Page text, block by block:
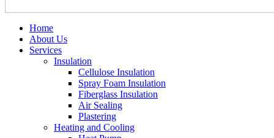
Home
About Us
Services
Insulation
Cellulose Insulation
Spray Foam Insulation
Fiberglass Insulation
Air Sealing
Plastering
Heating and Cooling